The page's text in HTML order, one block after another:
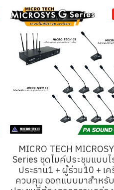
MICRO TECH
Series ชุดไมค์ประชุมแบบ
ประธาน1 + ผู้ร่วม10 + เ
ควบคุม ออกแบบมาสำหรั